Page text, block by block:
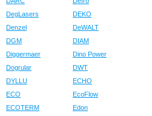
DegLasers
DEKO
Denzel
DeWALT
DGM
DIAM
Diggermaer
Dino Power
Dogrular
DWT
DYLLU
ECHO
ECO
EcoFlow
ECOTERM
Edon